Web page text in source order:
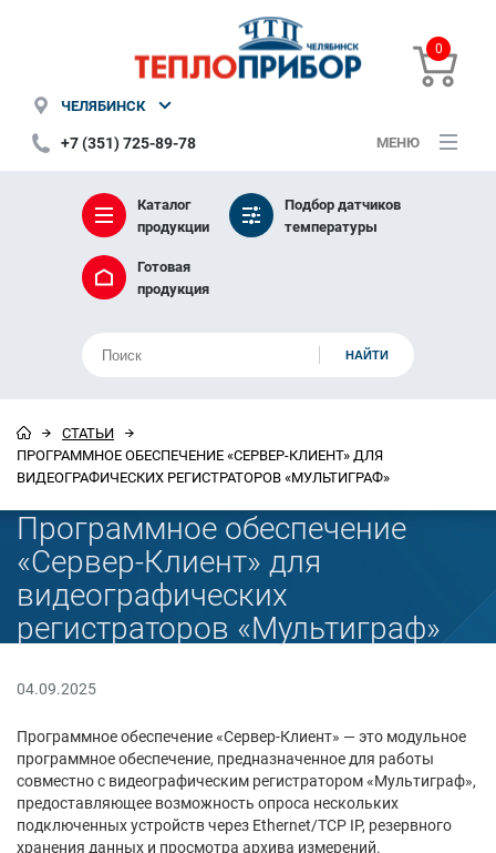
ЧЕЛЯБИНСК
+7 (351) 725-89-78 МЕНЮ
0
Каталог
продукции
Подбор датчиков
температуры
Готовая
продукция
СТАТЬИ
ПРОГРАММНОЕ ОБЕСПЕЧЕНИЕ «СЕРВЕР-КЛИЕНТ» ДЛЯ
ВИДЕОГРАФИЧЕСКИХ РЕГИСТРАТОРОВ «МУЛЬТИГРАФ»
Программное обеспечение
«Сервер-Клиент» для
видеографических
регистраторов «Мультиграф»
04.09.2025
Программное обеспечение «Сервер-Клиент» — это модульное
программное обеспечение, предназначенное для работы
совместно с видеографическим регистратором «Мультиграф»,
предоставляющее возможность опроса нескольких
подключенных устройств через Ethernet/TCP IP, резервного
хранения данных и просмотра архива измерений.